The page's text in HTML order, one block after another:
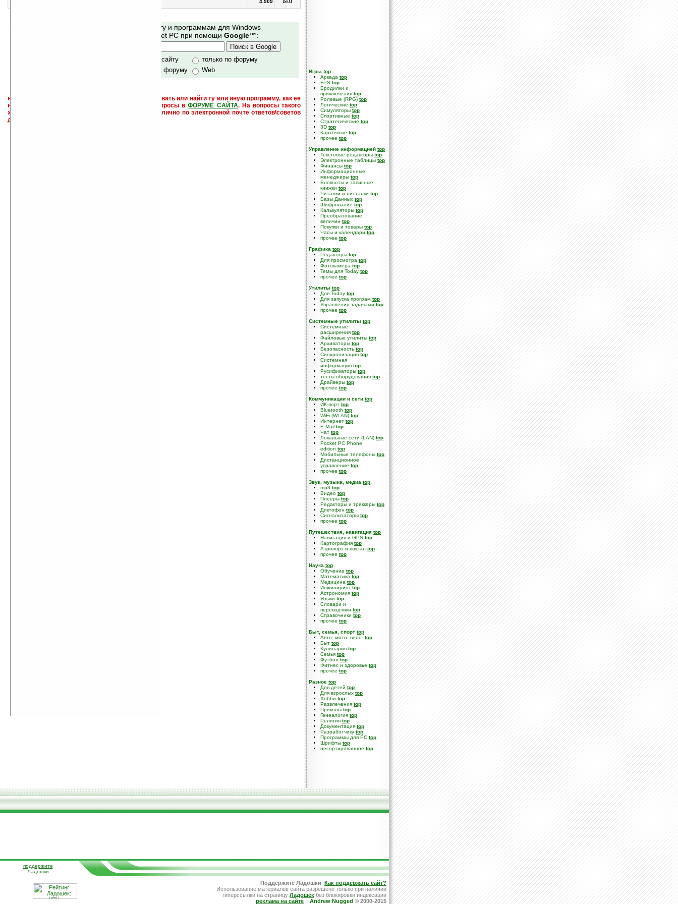
4.909
Поиск по сайту и программам для Windows
Mobile и Pocket PC при помощи Google™:
только по сайту
только по форуму
по сайту и форуму
Web
не забывайте, что если Вы не знаете как использовать или найти ту или иную программу, как ее
настроить и с ней разобраться - пишите свои вопросы вФОРУМЕ САЙТА. На вопросы такого
характера менеджеры разделов или автор сайта лично по электронной почте ответов\советов
давать всем не успевают физически.
Игры top
Аркада top
FPS top
Бродилки и
приключения top
Ролевые (RPG) top
Логические top
Симуляторы top
Спортивные top
Стратегические top
3D top
Карточные top
прочее top
Управление информацией top
Текстовые редакторы top
Электронные таблицы top
Финансы top
Информационные
менеджеры top
Блокноты и записные
книжки top
Читалки и листалки top
Базы Данных top
Шифрование top
Калькуляторы top
Преобразование
величин top
Покупки и товары top
Часы и календари top
прочее top
Графика top
Редакторы top
Для просмотра top
Фотокамера top
Темы для Today top
прочее top
Утилиты top
Для Today top
Для запуска програм top
Управления задачами top
прочее top
Системные утилиты top
Cистемные
расширения top
Файловые утилиты top
Архиваторы top
Безопасность top
Синхронизация top
Системная
информация top
Русификаторы top
тесты оборудования top
Драйверы top
прочее top
Коммуникации и сети top
ИК-порт top
Bluetooth top
WiFi (WLAN) top
Интернет top
E-Mail top
Чат top
Локальные сети (LAN) top
Pocket PC Phone
edition top
Мобильные телефоны top
Дистанционное
управление top
прочее top
Звук, музыка, медиа top
mp3 top
Видео top
Плееры top
Редакторы и треккеры top
Диктофон top
Сигнализаторы top
прочее top
Путешествия, навигация top
Навигация и GPS top
Картография top
Аэропорт и вокзал top
прочее top
Наука top
Обучение top
Математика top
Медицина top
Инжиниринг top
Астрономия top
Языки top
Словари и
переводчики top
Справочники top
прочее top
Быт, семья, спорт top
Авто- мото- вело- top
Быт top
Кулинария top
Семья top
Футбол top
Фитнес и здоровье top
прочее top
Разное top
Для детей top
Для взрослых top
Хобби top
Развлечения top
Приколы top
Генеалогия top
Религия top
Документация top
Разработчику top
Программы для PC top
Шрифты top
несортированное top
поддержите
Ладошки
Поддержите Ладошки: Как поддержать сайт?
Использование материалов сайта разрешено только при наличии
гиперссылки на страницу Ладошек без блокировки индексации
реклама на сайте
Andrew Nugged © 2000-2015